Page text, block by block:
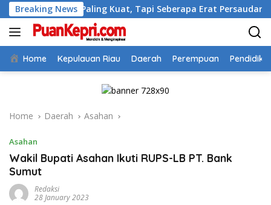
Skip
to
content
Breaking News
Paling Kuat, Tapi Seberapa Erat Persaudaraan Kita
Home Kepulauan Riau Daerah Perempuan
Home Daerah Asahan
Asahan
Wakil Bupati Asahan Ikuti RUPS-LB PT. Bank
Sumut
Redaksi
28 January 2023